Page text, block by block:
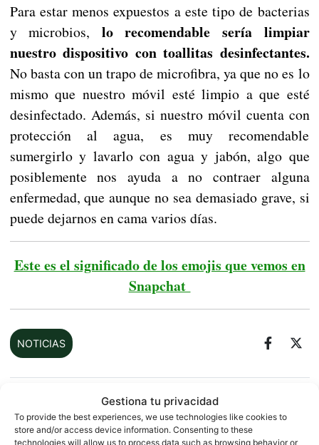
Gestiona tu privacidad
To provide the best experiences, we use technologies like cookies to
store and/or access device information. Consenting to these
technologies will allow us to process data such as browsing behavior or
Para estar menos expuestos a este tipo de bacterias
y microbios, lo recomendable sería limpiar
nuestro dispositivo con toallitas desinfectantes.
No basta con un trapo de microfibra, ya que no es lo
mismo que nuestro móvil esté limpio a que esté
desinfectado. Además, si nuestro móvil cuenta con
protección al agua, es muy recomendable
sumergirlo y lavarlo con agua y jabón, algo que
posiblemente nos ayuda a no contraer alguna
enfermedad, que aunque no sea demasiado grave, si
puede dejarnos en cama varios días.
Este es el significado de los emojis que vemos en
Snapchat
NOTICIAS
Sobre este autor